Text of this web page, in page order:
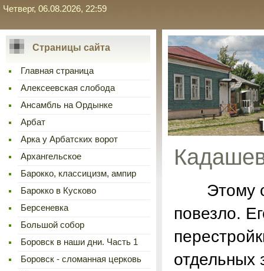
Четверг, 06.08.2026, 22:59
Страницы сайта
Главная страница
Алексеевская слобода
Ансамбль на Ордынке
Арбат
Арка у Арбатских ворот
Архангельское
Барокко, классицизм, ампир
Барокко в Кусково
Берсеневка
Большой собор
Боровск в наши дни. Часть 1
Боровск - сломанная церковь
Этому
повезло.
отдельных